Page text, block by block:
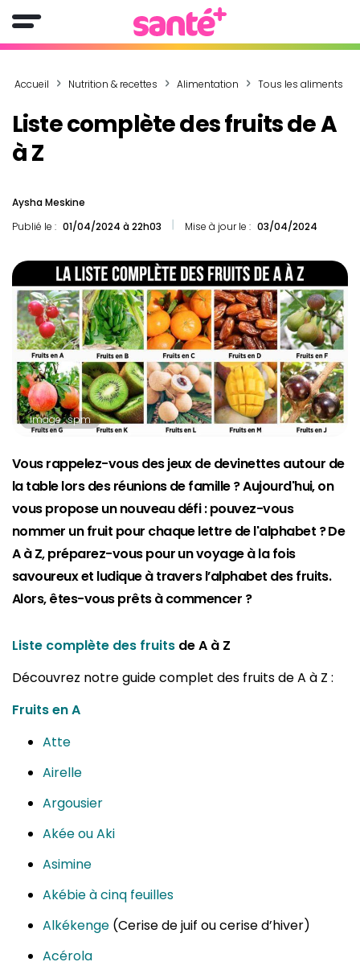
Accueil Nutrition & recettes Alimentation Tous les aliments
Liste complète des fruits de A
à Z
Aysha Meskine
Publié le : 01/04/2024 à 22h03 Mise à jour le : 03/04/2024
Image : spm
Vous rappelez-vous des jeux de devinettes autour de
la table lors des réunions de famille ? Aujourd'hui, on
vous propose un nouveau défi : pouvez-vous
nommer un fruit pour chaque lettre de l'alphabet ? De
A à Z, préparez-vous pour un voyage à la fois
savoureux et ludique à travers l’alphabet des fruits.
Alors, êtes-vous prêts à commencer ?
Liste complète des fruits de A à Z
Découvrez notre guide complet des fruits de A à Z :
Fruits en A
Atte
Airelle
Argousier
Akée ou Aki
Asimine
Akébie à cinq feuilles
Alkékenge (Cerise de juif ou cerise d’hiver)
Acérola